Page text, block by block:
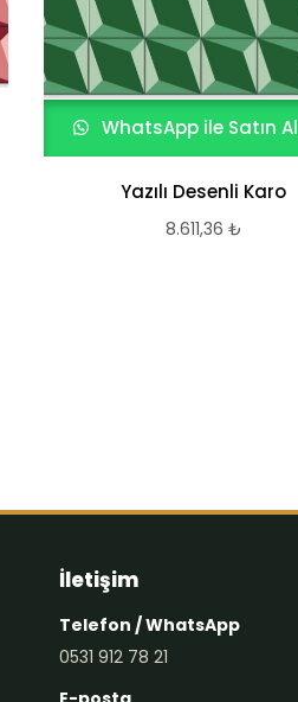
WhatsApp ile Satın Al
Yazılı Desenli Karo
8.611,36 ₺
İletişim
Telefon / WhatsApp
0531 912 78 21